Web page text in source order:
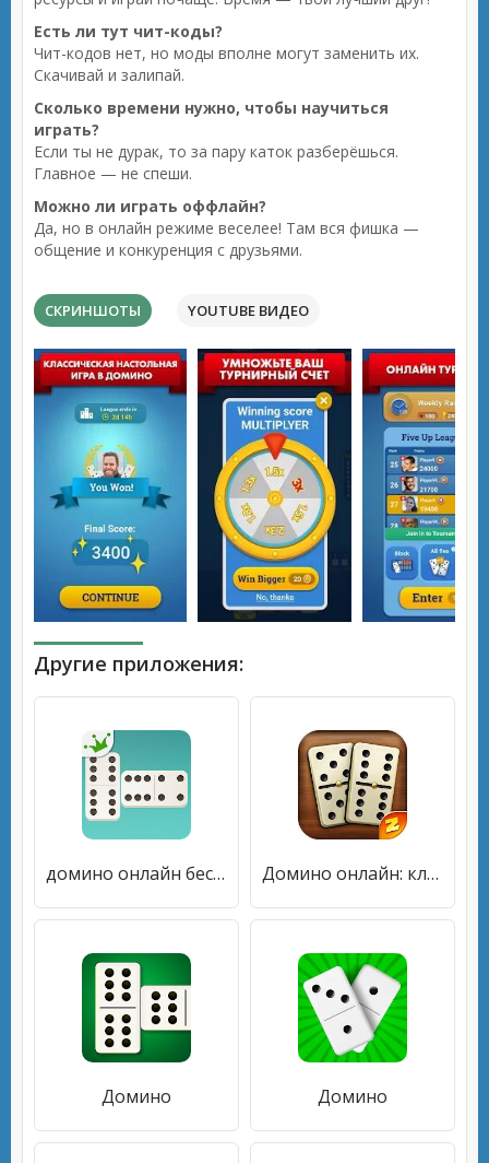
Есть ли тут чит-коды?
Чит-кодов нет, но моды вполне могут заменить их.
Скачивай и залипай.
Сколько времени нужно, чтобы научиться
играть?
Если ты не дурак, то за пару каток разберёшься.
Главное — не спеши.
Можно ли играть оффлайн?
Да, но в онлайн режиме веселее! Там вся фишка —
общение и конкуренция с друзьями.
СКРИНШОТЫ YOUTUBE ВИДЕО
Другие приложения:
домино онлайн бесплатно Домино онлайн: классическое, козел и все пятерочки
Домино Домино